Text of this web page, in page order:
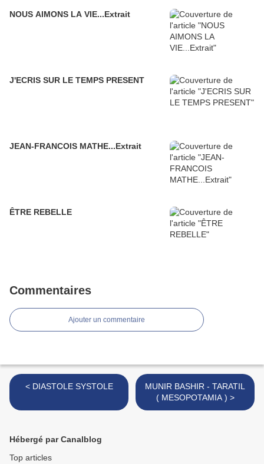
NOUS AIMONS LA VIE...Extrait
J'ECRIS SUR LE TEMPS PRESENT
JEAN-FRANCOIS MATHE...Extrait
ÊTRE REBELLE
Commentaires
Ajouter un commentaire
< DIASTOLE SYSTOLE
MUNIR BASHIR - TARATIL
( MESOPOTAMIA ) >
Hébergé par Canalblog
Top articles